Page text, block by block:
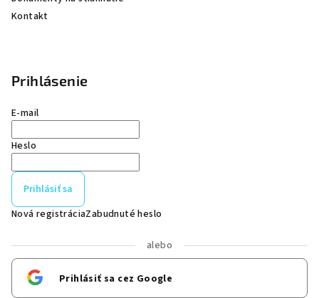
Kontakt
Prihlásenie
E-mail
Heslo
Prihlásiť sa
Nová registráciaZabudnuté heslo
alebo
Prihlásiť sa cez Google